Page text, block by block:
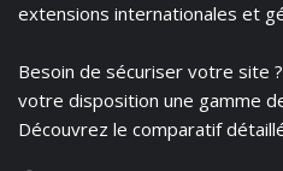
extensions internationales et
Besoin de sécuriser votre site
votre disposition une gamme
Découvrez le comparatif